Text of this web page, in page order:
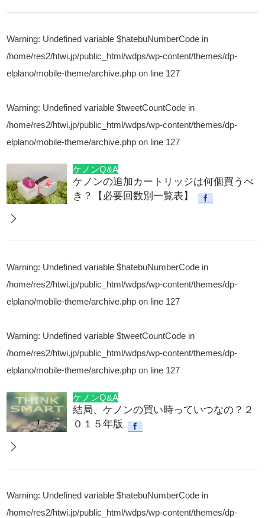
Warning: Undefined variable $hatebuNumberCode in
/home/res2/htwi.jp/public_html/wdps/wp-content/themes/dp-
elplano/mobile-theme/archive.php on line 127
Warning: Undefined variable $tweetCountCode in
/home/res2/htwi.jp/public_html/wdps/wp-content/themes/dp-
elplano/mobile-theme/archive.php on line 127
ケノンQ&A
ケノンの追加カートリッジは何個買うべ
き？【必要回数別一覧表】
Warning: Undefined variable $hatebuNumberCode in
/home/res2/htwi.jp/public_html/wdps/wp-content/themes/dp-
elplano/mobile-theme/archive.php on line 127
Warning: Undefined variable $tweetCountCode in
/home/res2/htwi.jp/public_html/wdps/wp-content/themes/dp-
elplano/mobile-theme/archive.php on line 127
ケノンQ&A
結局、ケノンの買い時っていつなの？２
０１５年版
Warning: Undefined variable $hatebuNumberCode in
/home/res2/htwi.jp/public_html/wdps/wp-content/themes/dp-